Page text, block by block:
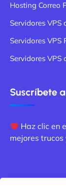
Hosting Correo
Servidores VPS
Servidores VPS
Servidores VPS
Suscríbete
Haz clic en
mejores